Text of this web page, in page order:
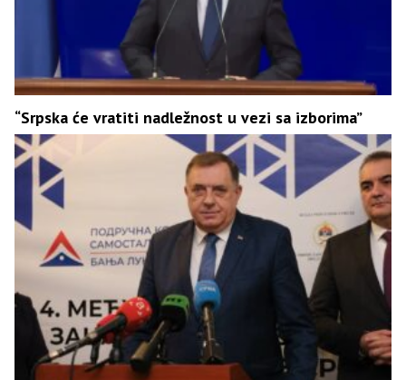
“Srpska će vratiti nadležnost u vezi sa izborima”